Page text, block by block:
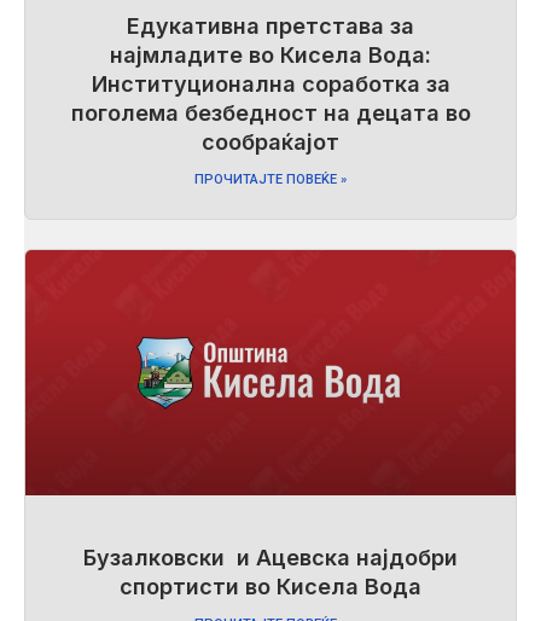
Едукативна претстава за
најмладите во Кисела Вода:
Институционална соработка за
поголема безбедност на децата во
сообраќајот
ПРОЧИТАЈТЕ ПОВЕЌЕ »
Бузалковски и Ацевска најдобри
спортисти во Кисела Вода